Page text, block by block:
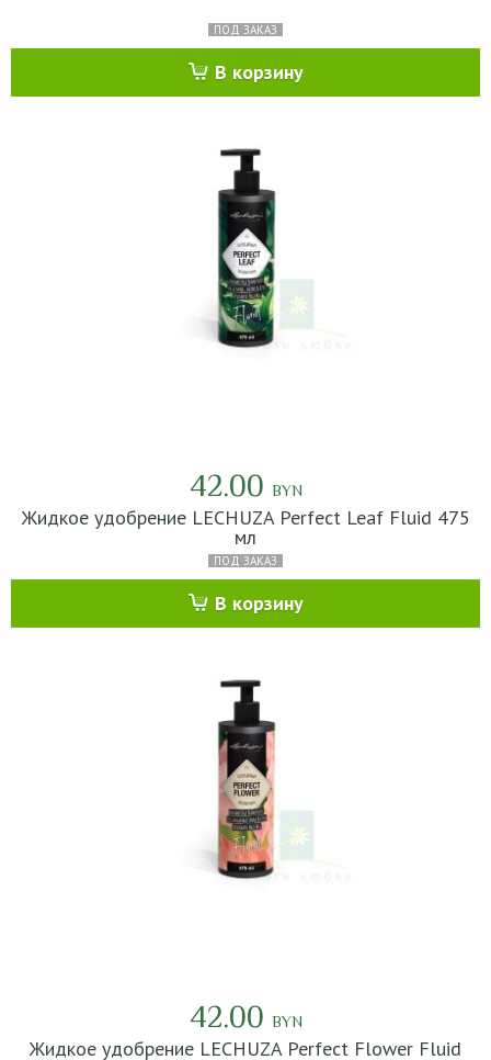
ПОД ЗАКАЗ
В корзину
42.00 BYN
Жидкое удобрение LECHUZA Perfect Leaf Fluid 475
мл
ПОД ЗАКАЗ
В корзину
42.00 BYN
Жидкое удобрение LECHUZA Perfect Flower Fluid